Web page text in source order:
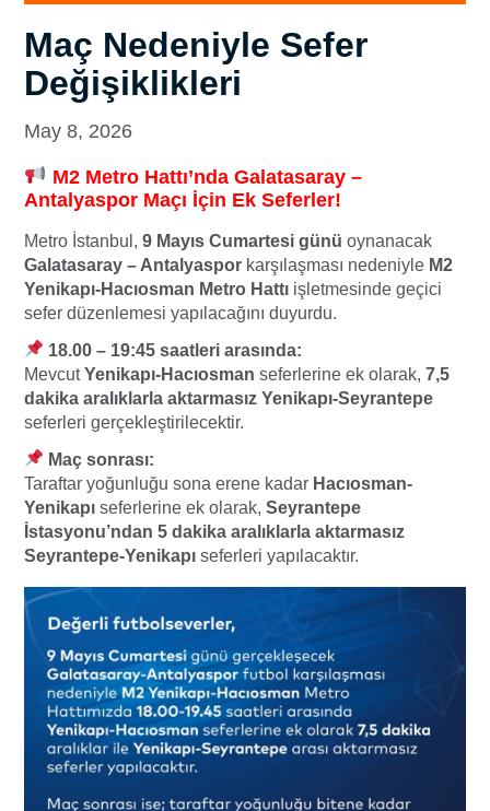
Maç Nedeniyle Sefer
Değişiklikleri
May 8, 2026
M2 Metro Hattı’nda Galatasaray –
Antalyaspor Maçı İçin Ek Seferler!
Metro İstanbul, 9 Mayıs Cumartesi günü oynanacak
Galatasaray – Antalyaspor karşılaşması nedeniyle M2
Yenikapı-Hacıosman Metro Hattı işletmesinde geçici
sefer düzenlemesi yapılacağını duyurdu.
18.00 – 19:45 saatleri arasında:
MevcutYenikapı-Hacıosman seferlerine ek olarak, 7,5
dakika aralıklarla aktarmasız Yenikapı-Seyrantepe
seferleri gerçekleştirilecektir.
Maç sonrası:
Taraftar yoğunluğu sona erene kadar Hacıosman-
Yenikapı seferlerine ek olarak, Seyrantepe
İstasyonu’ndan 5 dakika aralıklarla aktarmasız
Seyrantepe-Yenikapı seferleri yapılacaktır.